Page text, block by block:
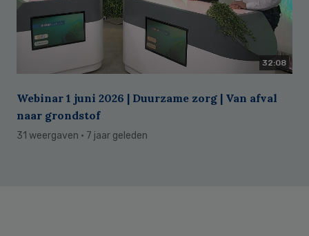
32:08
Webinar 1 juni 2026 | Duurzame zorg | Van afval
naar grondstof
31 weergaven · 7 jaar geleden